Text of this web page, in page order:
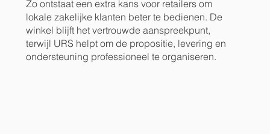
Zo ontstaat een extra kans voor retailers om
lokale zakelijke klanten beter te bedienen. De
winkel blijft het vertrouwde aanspreekpunt,
terwijl URS helpt om de propositie, levering en
ondersteuning professioneel te organiseren.